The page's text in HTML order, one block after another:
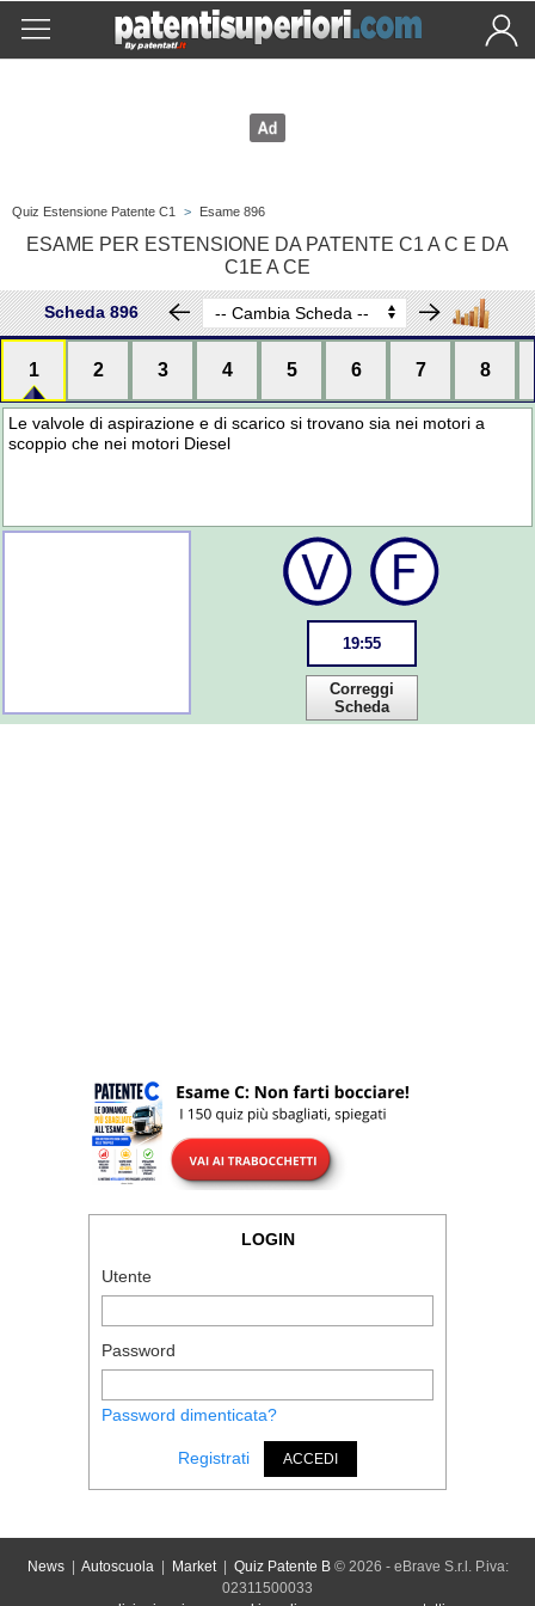
Quiz Estensione Patente C1 > Esame 896
ESAME PER ESTENSIONE DA PATENTE C1 A C E DA
C1E A CE
Scheda 896
1 2 3 4 5 6 7 8
Le valvole di aspirazione e di scarico si trovano sia nei motori a
scoppio che nei motori Diesel
19:55
Correggi
Scheda
LOGIN
Utente
Password
Password dimenticata?
Registrati ACCEDI
News| Autoscuola| Market| Quiz Patente B© 2026 - eBrave S.r.l. P.iva:
02311500033